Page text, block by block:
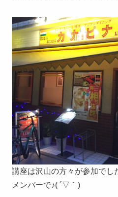
講座は沢山の方々が参加でし
メンバーで♪( ´▽｀)